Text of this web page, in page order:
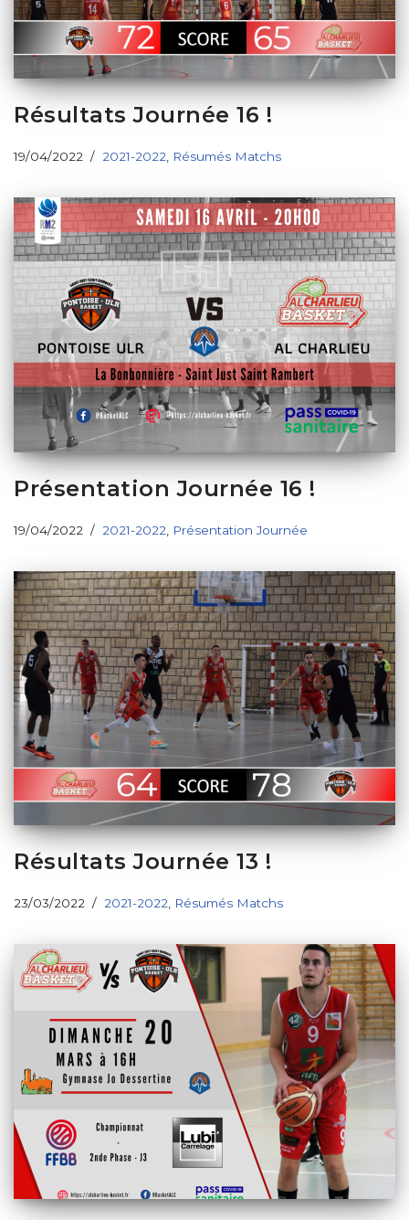
Résultats Journée 16 !
19/04/2022 2021-2022 Résumés Matchs
Présentation Journée 16 !
19/04/2022 2021-2022 Présentation Journée
Résultats Journée 13 !
23/03/2022 2021-2022 Résumés Matchs